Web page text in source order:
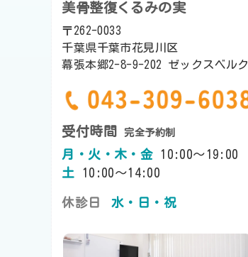
美骨整復くるみの実
〒262-0033
千葉県千葉市花見川区
幕張本郷2-8-9-202 ゼックスベルク
受付時間 完全予約制
月・火・木・金
10:00～19:00
土
10:00～14:00
休診日 水・日・祝